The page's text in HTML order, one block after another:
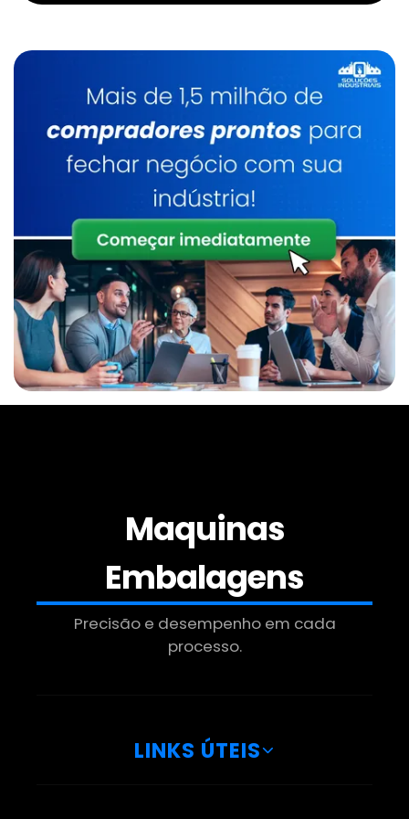
Empresa De Manipulador A Vácuo Para
Empresa De Manipulador De Alta Rigidez
Manipulador De Sacos Em Sp
Empresa De Manipulador De Alta Rigidez Sp
Manipulador De Tambores
Empresa De Manipulador De Sacos
Manipulador De Tambores Sp
Manipulador Para Caixas Grandes
Fabrica De Manipulador A Vácuo Para
Bombonas
Maquinas
Embalagens
Precisão e desempenho em cada
processo.
LINKS ÚTEIS